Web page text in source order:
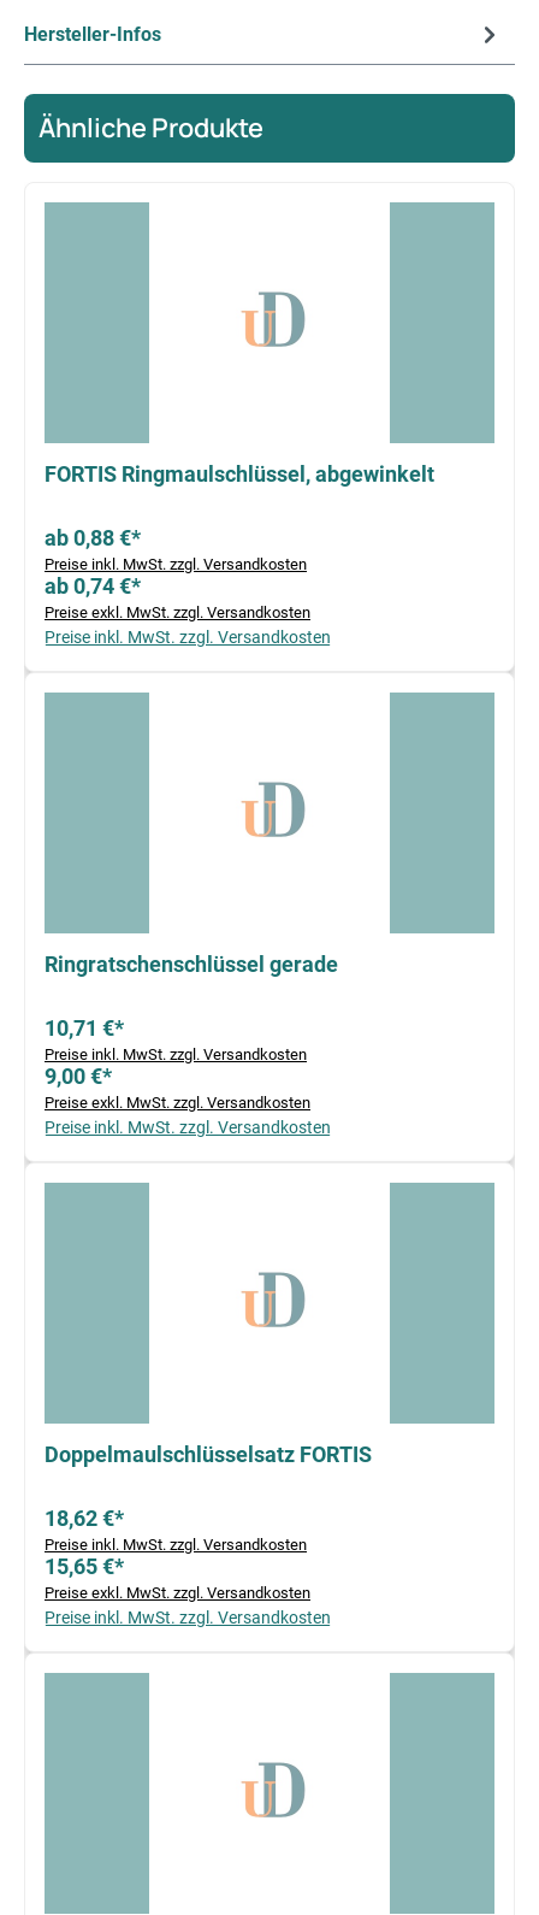
Hersteller-Infos
Ähnliche Produkte
FORTIS Ringmaulschlüssel, abgewinkelt
ab 0,88 €*
Preise inkl. MwSt. zzgl. Versandkosten
ab 0,74 €*
Preise exkl. MwSt. zzgl. Versandkosten
Preise inkl. MwSt. zzgl. Versandkosten
Ringratschenschlüssel gerade
10,71 €*
Preise inkl. MwSt. zzgl. Versandkosten
9,00 €*
Preise exkl. MwSt. zzgl. Versandkosten
Preise inkl. MwSt. zzgl. Versandkosten
Doppelmaulschlüsselsatz FORTIS
18,62 €*
Preise inkl. MwSt. zzgl. Versandkosten
15,65 €*
Preise exkl. MwSt. zzgl. Versandkosten
Preise inkl. MwSt. zzgl. Versandkosten